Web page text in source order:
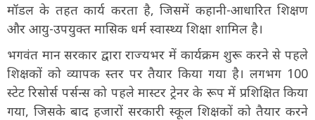
मॉडल के तहत कार्य करता है, जिसमें कहानी-आधारित शिक्षण
और आयु-उपयुक्त मासिक धर्म स्वास्थ्य शिक्षा शामिल है।
भगवंत मान सरकार द्वारा राज्यभर में कार्यक्रम शुरू करने से पहले
शिक्षकों को व्यापक स्तर पर तैयार किया गया है। लगभग 100
स्टेट रिसोर्स पर्सन्स को पहले मास्टर ट्रेनर के रूप में प्रशिक्षित किया
गया, जिसके बाद हजारों सरकारी स्कूल शिक्षकों को तैयार करने